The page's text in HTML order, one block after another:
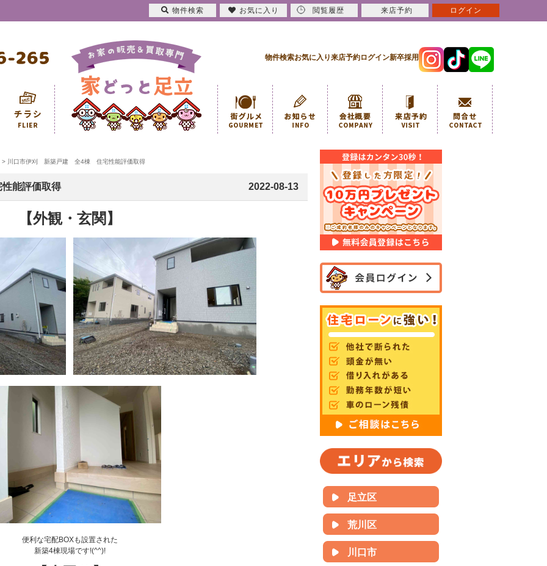
物件検索お気に入り来店予約ログイン新卒採用
> 川口市伊刈 新築戸建 全4棟 住宅性能評価取得
能評価取得 2022-08-13
【外観・玄関】
便利な宅配BOXも設置された
新築4棟現場です!(^^)!
足立区
荒川区
川口市
物件検索 お気に入り 閲覧履歴 来店予約 ログイン